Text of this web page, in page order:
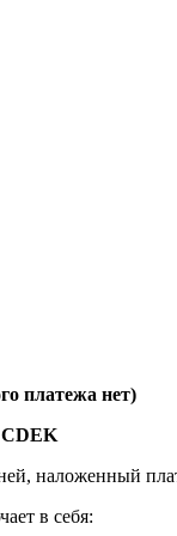
платежа нет)
CDEK
наложенный
в себя: